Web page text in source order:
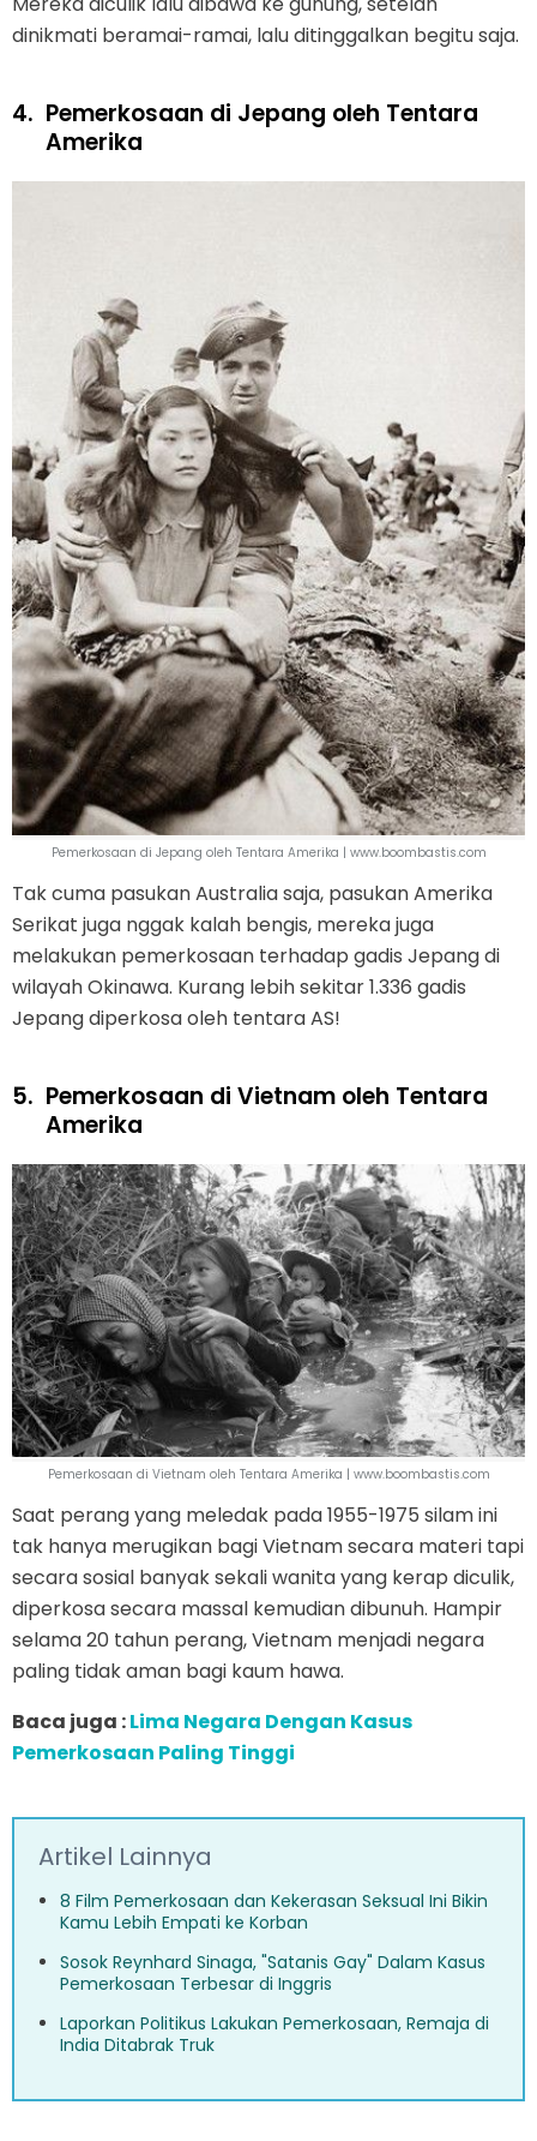
dinikmati beramai-ramai, lalu ditinggalkan begitu saja.
4. Pemerkosaan di Jepang oleh Tentara
Amerika
Pemerkosaan di Jepang oleh Tentara Amerika | www.boombastis.com
Tak cuma pasukan Australia saja, pasukan Amerika
Serikat juga nggak kalah bengis, mereka juga
melakukan pemerkosaan terhadap gadis Jepang di
wilayah Okinawa. Kurang lebih sekitar 1.336 gadis
Jepang diperkosa oleh tentara AS!
5. Pemerkosaan di Vietnam oleh Tentara
Amerika
Pemerkosaan di Vietnam oleh Tentara Amerika | www.boombastis.com
Saat perang yang meledak pada 1955-1975 silam ini
tak hanya merugikan bagi Vietnam secara materi tapi
secara sosial banyak sekali wanita yang kerap diculik,
diperkosa secara massal kemudian dibunuh. Hampir
selama 20 tahun perang, Vietnam menjadi negara
paling tidak aman bagi kaum hawa.
Baca juga :Lima Negara Dengan Kasus
Pemerkosaan Paling Tinggi
Artikel Lainnya
8 Film Pemerkosaan dan Kekerasan Seksual Ini Bikin
Kamu Lebih Empati ke Korban
Sosok Reynhard Sinaga, "Satanis Gay" Dalam Kasus
Pemerkosaan Terbesar di Inggris
Laporkan Politikus Lakukan Pemerkosaan, Remaja di
India Ditabrak Truk